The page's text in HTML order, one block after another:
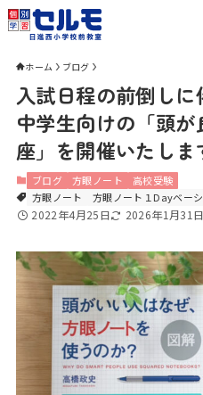
ホーム ブログ
入試日程の前倒し
中学生向けの「頭
座」を開催いたしま
ブログ 方眼ノート
高校受験
方眼ノート
方眼ノート１Dayベー
2022年4月25日 2026年1月31日